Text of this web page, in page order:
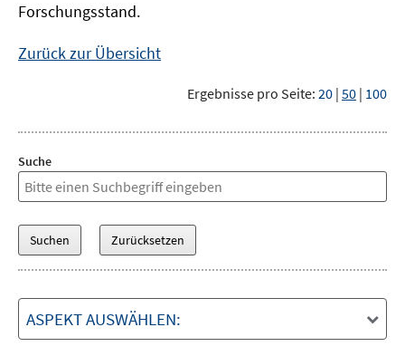
Forschungsstand.
Zurück zur Übersicht
Ergebnisse pro Seite: 20 | 50 | 100
Suche
ASPEKT AUSWÄHLEN: